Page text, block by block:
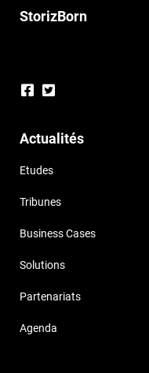
StorizBorn
Actualités
Etudes
Tribunes
Business Cases
Solutions
Partenariats
Agenda